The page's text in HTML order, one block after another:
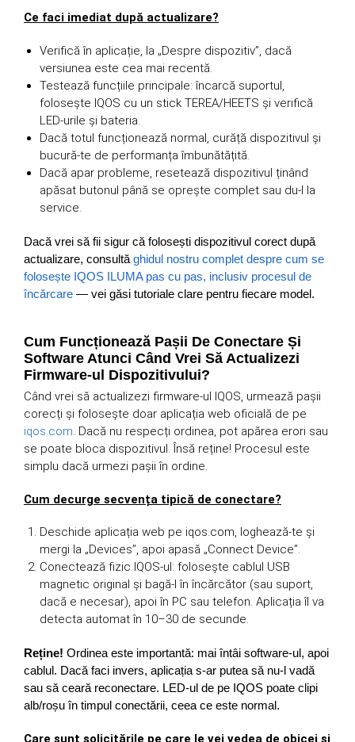
Ce faci imediat după actualizare?
Verifică în aplicație, la „Despre dispozitiv”, dacă
versiunea este cea mai recentă.
Testează funcțiile principale: încarcă suportul,
folosește IQOS cu un stick TEREA/HEETS și verifică
LED-urile și bateria.
Dacă totul funcționează normal, curăță dispozitivul și
bucură-te de performanța îmbunătățită.
Dacă apar probleme, resetează dispozitivul ținând
apăsat butonul până se oprește complet sau du-l la
service.
Dacă vrei să fii sigur că folosești dispozitivul corect după
actualizare, consultă ghidul nostru complet despre cum se
folosește IQOS ILUMA pas cu pas, inclusiv procesul de
încărcare — vei găsi tutoriale clare pentru fiecare model.
Cum Funcționează Pașii De Conectare Și
Software Atunci Când Vrei Să Actualizezi
Firmware-ul Dispozitivului?
Când vrei să actualizezi firmware-ul IQOS, urmează pașii
corecți și folosește doar aplicația web oficială de pe
iqos.com. Dacă nu respecți ordinea, pot apărea erori sau
se poate bloca dispozitivul. Însă reține! Procesul este
simplu dacă urmezi pașii în ordine.
Cum decurge secvența tipică de conectare?
Deschide aplicația web pe iqos.com, loghează-te și
mergi la „Devices”, apoi apasă „Connect Device”.
Conectează fizic IQOS-ul: folosește cablul USB
magnetic original și bagă-l în încărcător (sau suport,
dacă e necesar), apoi în PC sau telefon. Aplicația îl va
detecta automat în 10–30 de secunde.
Reține! Ordinea este importantă: mai întâi software-ul, apoi
cablul. Dacă faci invers, aplicația s-ar putea să nu-l vadă
sau să ceară reconectare. LED-ul de pe IQOS poate clipi
alb/roșu în timpul conectării, ceea ce este normal.
Care sunt solicitările pe care le vei vedea de obicei și